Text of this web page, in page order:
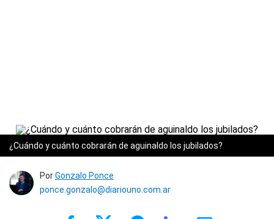
¿Cuándo y cuánto cobrarán de aguinaldo los jubilados?
PorGonzalo Ponce
ponce.gonzalo@diariouno.com.ar